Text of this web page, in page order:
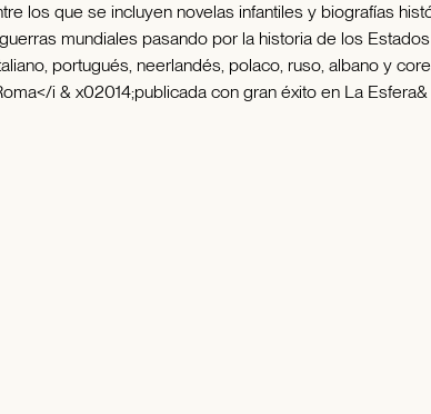
los que se incluyen novelas infantiles y biografías
mundiales pasando por la historia de los
portugués, neerlandés, polaco, ruso, albano y
i & x02014;publicada con gran éxito en La